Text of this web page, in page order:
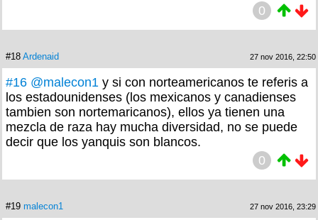
0
#18 Ardenaid 27 nov 2016, 22:50
#16 @malecon1 y si con norteamericanos te referis a
los estadounidenses (los mexicanos y canadienses
tambien son nortemaricanos), ellos ya tienen una
mezcla de raza hay mucha diversidad, no se puede
decir que los yanquis son blancos.
0
#19 malecon1 27 nov 2016, 23:29